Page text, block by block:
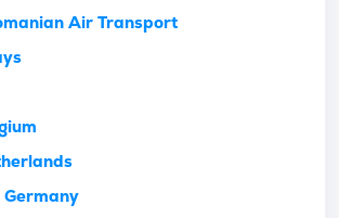
Air Transport
Germany